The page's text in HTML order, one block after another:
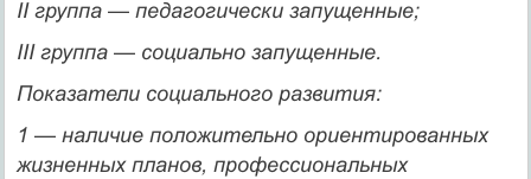
II группа — педагогически запущенные;
III группа — социально запущенные.
Показатели социального развития:
1 — наличие положительно ориентированных
жизненных планов, профессиональных